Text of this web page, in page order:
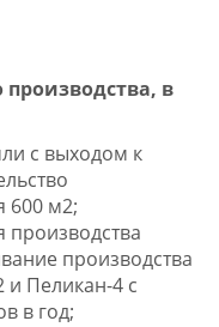
производства, в
с выходом к
600 м2;
производства
производства
и Пеликан-4 с
в год;